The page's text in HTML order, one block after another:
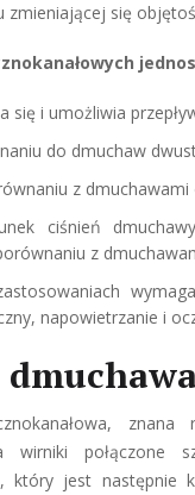
się
się i umożliwia
do dmuchaw
z
ciśnień
z
napowietrzanie i
wirniki połączone
który jest następnie